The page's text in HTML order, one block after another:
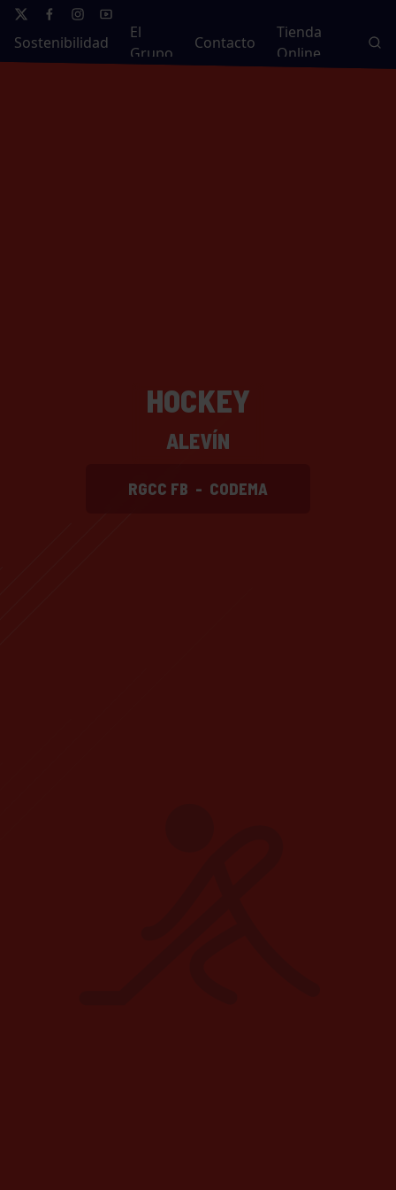
Sostenibilidad
El
Grupo
Contacto
Tienda
Online
HOCKEY
ALEVÍN
RGCC FB - CODEMA